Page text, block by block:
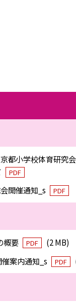
小学校体育研究会
PDF
開催通知_s PDF
概要 PDF
(2 MB)
案内通知_s
PDF